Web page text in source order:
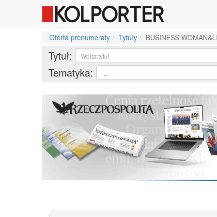
Oferta prenumeraty Tytuły BUSINESS
Tytuł:
Tematyka: